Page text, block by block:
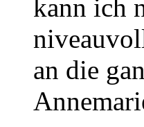
kann ich
an die